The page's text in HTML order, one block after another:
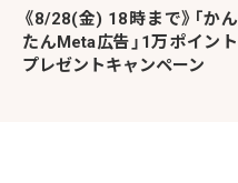
《8/28(金) 18時まで》「かん
たんMeta広告」1万ポイント
プレゼントキャンペーン